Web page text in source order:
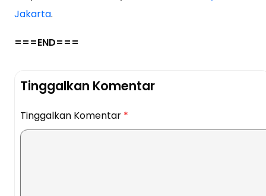
Jakarta.
===END===
Tinggalkan Komentar
Tinggalkan Komentar *